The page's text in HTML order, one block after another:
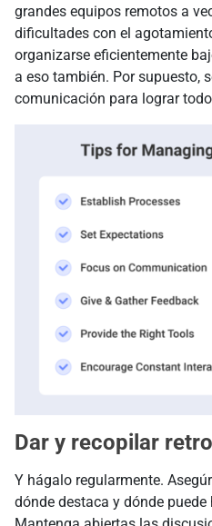
grandes equipos remotos a
dificultades con el
organizarse eficientemente
a eso también. Por supuesto,
comunicación para lograr
Dar y recopilar
Y hágalo regularmente.
dónde destaca y dónde